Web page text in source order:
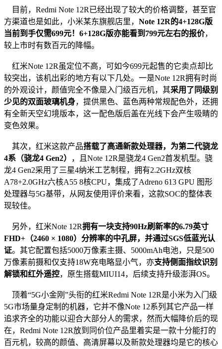
目前，Redmi Note 12R已经出现了较大的价格调整，甚至官
方渠道也是如此，小米某东旗舰店里， Note 12R的4+128G版
当前到手仅需699元！6+128G版亦能看到799元左右的报价，
较上市时有数百元的降幅。
红米Note 12R虽定位不高，可如今699元起售的它卖点却比
较突出，该机出彩的地方有以下几处。一是Note 12R拥有时尚
的外观设计，颜值完全不像是入门级百元机，其采用了同级别
少见的双面玻璃机身，提供黑色、蓝色两种常规配色外，还拥
有全新天空幻境版本，这一配色版后盖在光线下会产生吸睛的
变色效果。
其次，红米这款产品搭载了高通新款处理器，为第二代骁龙
4系（骁龙4 Gen2）
，且Note 12R是骁龙4 Gen2首发机型。骁
龙4 Gen2采用了三星4纳米工艺制程，拥有2.2GHz双核
A78+2.0GHz六核A55 8核CPU，集成了Adreno 613 GPU 图形
处理器与5G基带，从网友使用评价来看，这款SOC的整体表
现较佳。
另外，红米Note 12R拥有一块支持90Hz刷新率的6.79英寸
FHD+（2460 × 1080）分辨率的中孔屏，并通过SGS低蓝光认
证。其它配置包括5000万像素主摄、5000mAh电池，只是500
万像素前摄和仅支持18W充电略显小气，亦支持侧面指纹识别
解锁和红外遥控，原生搭载MIUI14，后续支持升级澎湃OS。
顶着“5G小金刚”头衔的红米Redmi Note 12R是小米为入门级
5G市场量身定制的机器，它并不像Note 12系列其它产品一样
追求齐全的功能以迎合大部分人的需求，然而大幅降价后的现
在，Redmi Note 12R放到同价位产品里着实是一款十分能打的
百元机，较高的颜值、高清屏幕以及新款处理器均是它的核心